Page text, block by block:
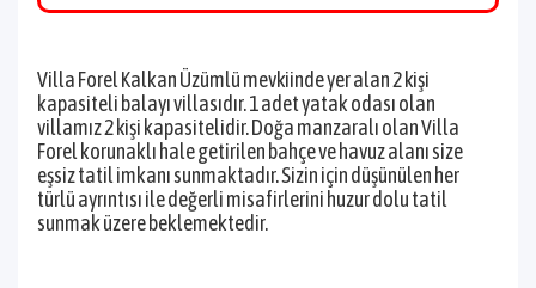
Villa Forel Kalkan Üzümlü mevkiinde yer alan 2 kişi
kapasiteli balayı villasıdır. 1 adet yatak odası olan
villamız 2 kişi kapasitelidir. Doğa manzaralı olan Villa
Forel korunaklı hale getirilen bahçe ve havuz alanı size
eşsiz tatil imkanı sunmaktadır. Sizin için düşünülen her
türlü ayrıntısı ile değerli misafirlerini huzur dolu tatil
sunmak üzere beklemektedir.